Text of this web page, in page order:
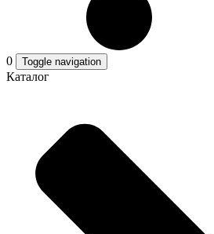
0 Toggle navigation
Каталог